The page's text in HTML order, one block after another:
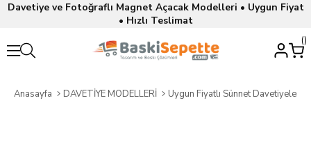
Davetiye ve Fotoğraflı Magnet Açacak Modelleri • Uygun Fiyat
• Hızlı Teslimat
Anasayfa DAVETİYE MODELLERİ Uygun Fiyatlı Sünnet Davetiyeleri